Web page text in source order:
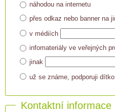
náhodou na internetu
přes odkaz nebo banner na
v médiích
infomateriály ve veřejných
jinak
už se známe, podporuji
Kontaktní informace